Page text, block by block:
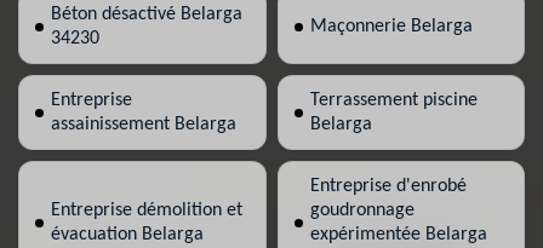
Béton désactivé Belarga
34230
Maçonnerie Belarga
Entreprise
assainissement Belarga
Terrassement piscine
Belarga
Entreprise démolition et
évacuation Belarga
Entreprise d'enrobé
goudronnage
expérimentée Belarga